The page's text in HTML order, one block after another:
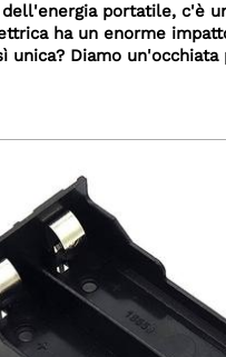
portatile, c'è
ha un enorme
unica? Diamo